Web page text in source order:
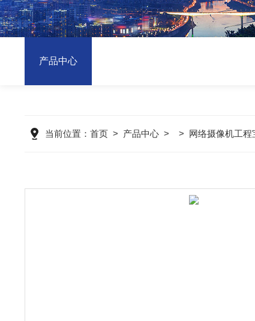
产品中心
当前位置： 首页> 产品中心> > 网络摄像机工程